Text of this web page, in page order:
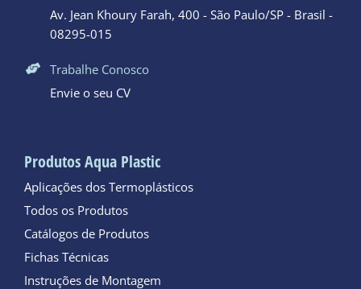
Av. Jean Khoury Farah, 400 - São Paulo/SP - Brasil -
08295-015
Trabalhe Conosco
Envie o seu CV
Produtos Aqua Plastic
Aplicações dos Termoplásticos
Todos os Produtos
Catálogos de Produtos
Fichas Técnicas
Instruções de Montagem